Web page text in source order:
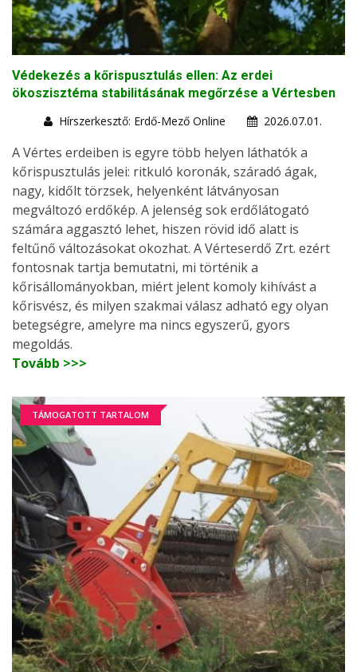
Védekezés a kőrispusztulás ellen: Az erdei
ökoszisztéma stabilitásának megőrzése a Vértesben
Hírszerkesztő: Erdő-Mező Online
2026.07.01.
A Vértes erdeiben is egyre több helyen láthatók a
kőrispusztulás jelei: ritkuló koronák, száradó ágak,
nagy, kidőlt törzsek, helyenként látványosan
megváltozó erdőkép. A jelenség sok erdőlátogató
számára aggasztó lehet, hiszen rövid idő alatt is
feltűnő változásokat okozhat. A Vérteserdő Zrt. ezért
fontosnak tartja bemutatni, mi történik a
kőrisállományokban, miért jelent komoly kihívást a
kőrisvész, és milyen szakmai válasz adható egy olyan
betegségre, amelyre ma nincs egyszerű, gyors
megoldás.
Tovább >>>
TÁMOGATOTT TARTALOM